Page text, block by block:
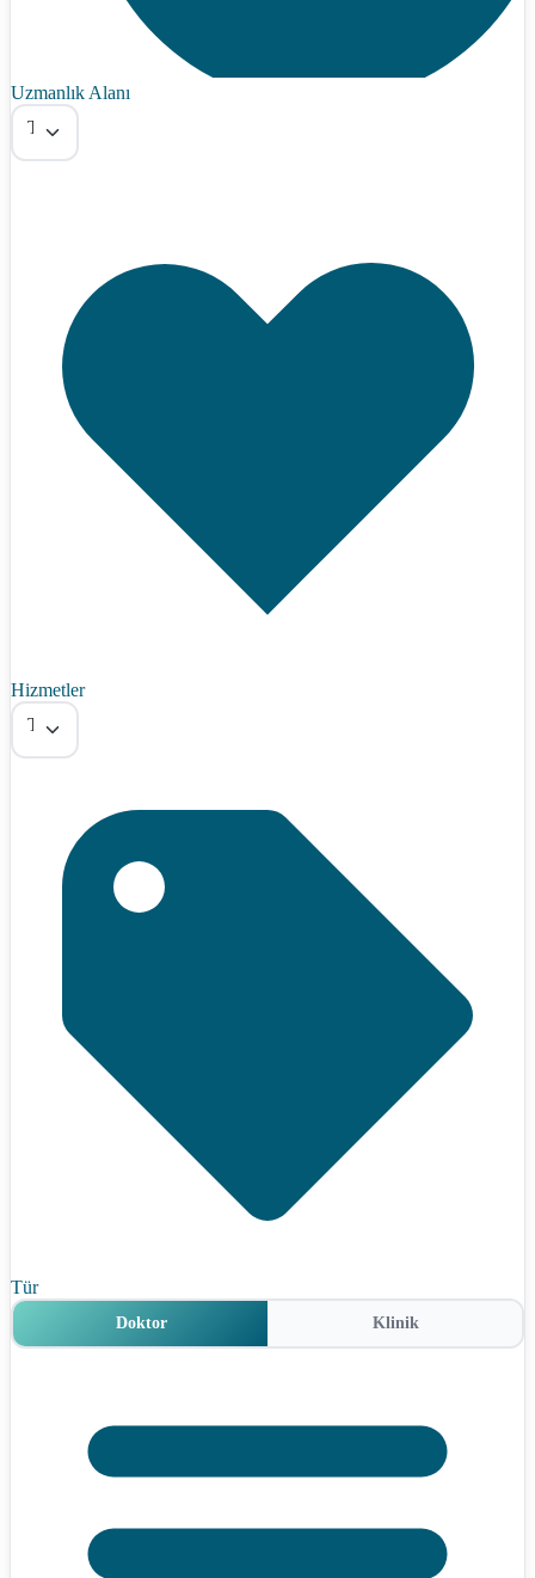
Uzmanlık Alanı
Tümü
Hizmetler
Tümü
Tür
Doktor Klinik